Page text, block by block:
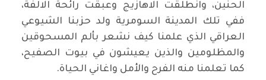
الحنين، وانطلقت الاهازيج وعبقت رائحة الالفة،
ففي تلك المدينة السومرية ولد حزبنا الشيوعي
العراقي الذي علمنا كيف نشعر بألم المسحوقين
والمظلومين والذين يعيشون في بيوت الصفيح،
كما تعلمنا منه الفرح والأمل واغاني الحياة.